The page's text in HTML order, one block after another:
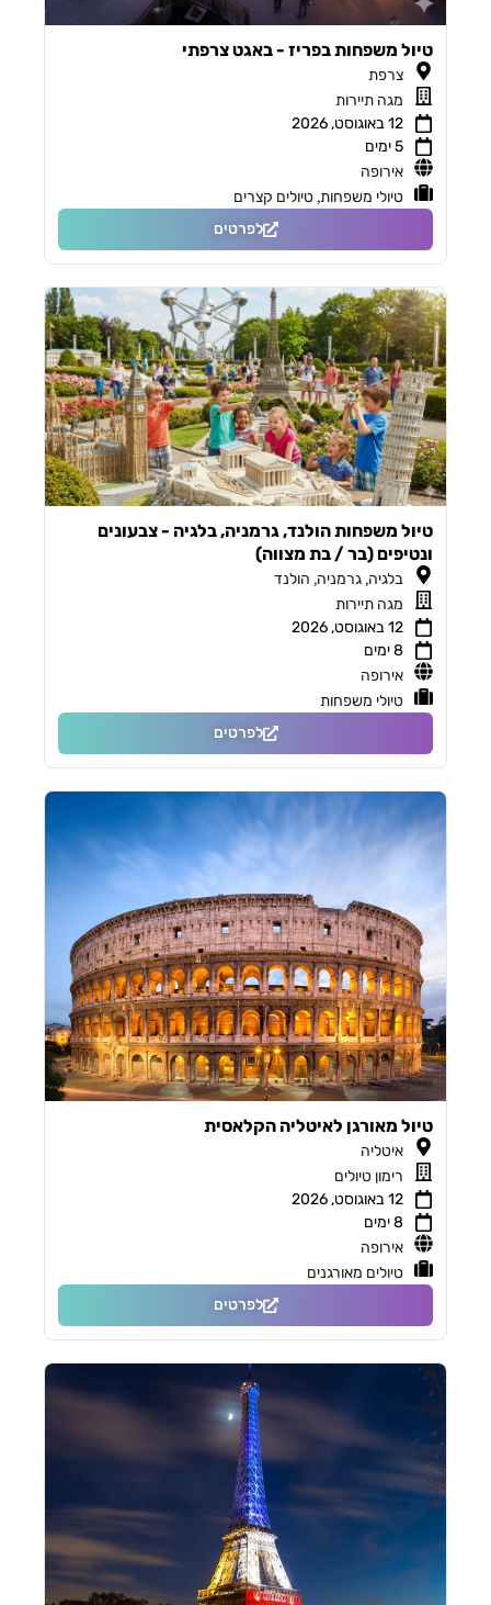
טיול משפחות בפריז - באגט צרפתי
צרפת
מגה תיירות
12 באוגוסט, 2026
5 ימים
אירופה
טיולי משפחות, טיולים קצרים
לפרטים
טיול משפחות הולנד, גרמניה, בלגיה - צבעונים
ונטיפים (בר / בת מצווה)
בלגיה, גרמניה, הולנד
מגה תיירות
12 באוגוסט, 2026
8 ימים
אירופה
טיולי משפחות
לפרטים
טיול מאורגן לאיטליה הקלאסית
איטליה
רימון טיולים
12 באוגוסט, 2026
8 ימים
אירופה
טיולים מאורגנים
לפרטים